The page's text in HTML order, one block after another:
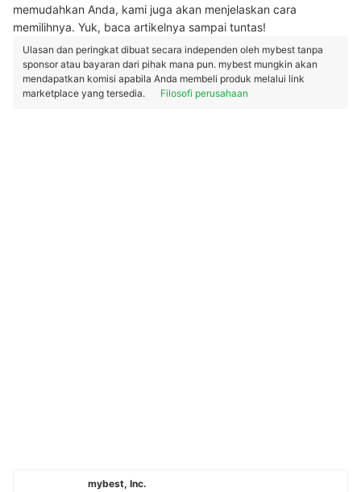
memudahkan Anda, kami juga akan menjelaskan cara
memilihnya. Yuk, baca artikelnya sampai tuntas!
Ulasan dan peringkat dibuat secara independen oleh mybest tanpa
sponsor atau bayaran dari pihak mana pun. mybest mungkin akan
mendapatkan komisi apabila Anda membeli produk melalui link
marketplace yang tersedia.
Filosofi perusahaan
mybest, Inc.